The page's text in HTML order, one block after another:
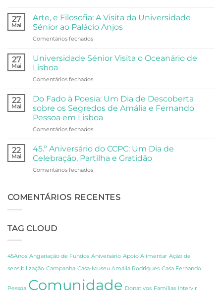
do
Centro
Comunitário:
Dois
de
e
27
Mai
Arte, e Filosofia: A Visita da Universidade
Sénior ao Palácio Anjos
Comentários fechadosem
e
Visita
Universidade
Sénior
Palácio
Anjos
27
Mai
Universidade Sénior Visita o Oceanário de
Lisboa
Comentários fechadosem
Sénior
Visita
o
Oceanário
de
22
Mai
Do Fado à Poesia: Um Dia de Descoberta
sobre os Segredos de Amália e Fernando
Pessoa em Lisboa
Comentários fechadosem
Fado
à
Poesia:
Um
Descoberta
Fernando
em
Lisboa
22
Mai
45.º Aniversário do CCPC: Um Dia de
Celebração, Partilha e Gratidão
Comentários fechadosem
do
e
COMENTÁRIOS RECENTES
TAG CLOUD
45Anos Angariação de Fundos Aniversário Apoio Alimentar Ação de
sensibilização Campanha Casa-Museu Amália Rodrigues Casa Fernando
Pessoa Comunidade Donativos Famílias Intervir